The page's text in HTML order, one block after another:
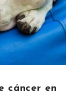
cáncer en